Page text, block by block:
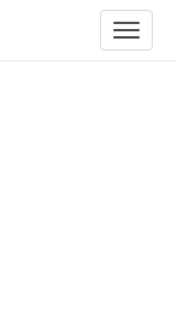
ein-/